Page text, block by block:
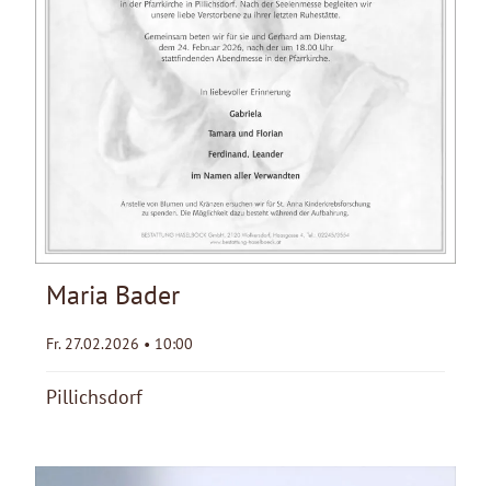
Maria Bader
Fr. 27.02.2026 • 10:00
Pillichsdorf